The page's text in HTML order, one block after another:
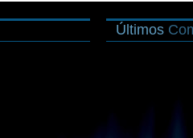
Últimos